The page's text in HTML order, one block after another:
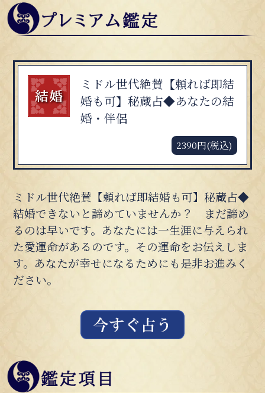
ミドル世代絶賛【頼れば即結
婚も可】秘蔵占◆あなたの結
婚・伴侶
2390円(税込)
ミドル世代絶賛【頼れば即結婚も可】秘蔵占◆
結婚できないと諦めていませんか？ まだ諦め
るのは早いです。あなたには一生涯に与えられ
た愛運命があるのです。その運命をお伝えしま
す。あなたが幸せになるためにも是非お進みく
ださい。